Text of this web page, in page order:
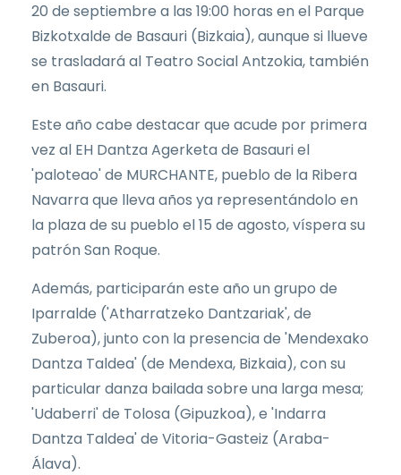
20 de septiembre a las 19:00 horas en el Parque
Bizkotxalde de Basauri (Bizkaia), aunque si llueve
se trasladará al Teatro Social Antzokia, también
en Basauri.
Este año cabe destacar que acude por primera
vez al EH Dantza Agerketa de Basauri el
'paloteao' de MURCHANTE, pueblo de la Ribera
Navarra que lleva años ya representándolo en
la plaza de su pueblo el 15 de agosto, víspera su
patrón San Roque.
Además, participarán este año un grupo de
Iparralde ('Atharratzeko Dantzariak', de
Zuberoa), junto con la presencia de 'Mendexako
Dantza Taldea' (de Mendexa, Bizkaia), con su
particular danza bailada sobre una larga mesa;
'Udaberri' de Tolosa (Gipuzkoa), e 'Indarra
Dantza Taldea' de Vitoria-Gasteiz (Araba-
Álava).